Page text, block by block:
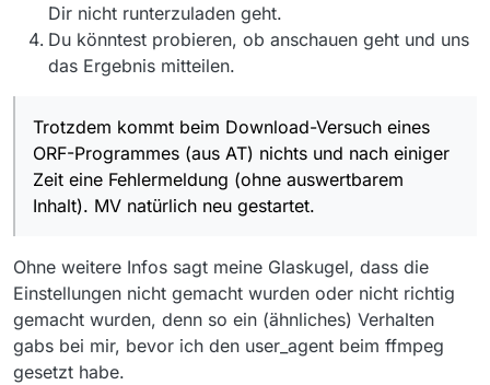
Dir nicht runterzuladen geht.
Du könntest probieren, ob anschauen geht und uns
das Ergebnis mitteilen.
Trotzdem kommt beim Download-Versuch eines
ORF-Programmes (aus AT) nichts und nach einiger
Zeit eine Fehlermeldung (ohne auswertbarem
Inhalt). MV natürlich neu gestartet.
Ohne weitere Infos sagt meine Glaskugel, dass die
Einstellungen nicht gemacht wurden oder nicht richtig
gemacht wurden, denn so ein (ähnliches) Verhalten
gabs bei mir, bevor ich den user_agent beim ffmpeg
gesetzt habe.